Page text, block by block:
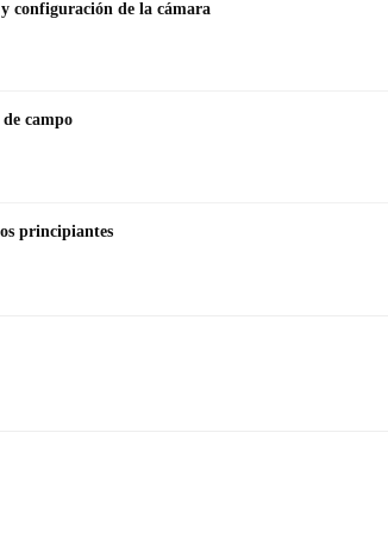
configuración de la cámara
campo
principiantes
para modelos #7